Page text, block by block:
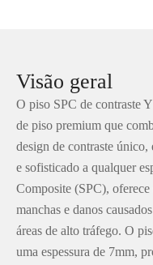
Visão geral
O piso SPC de contraste
de piso premium que
design de contraste
e sofisticado a qualquer
Composite (SPC), oferece
manchas e danos
áreas de alto tráfego. O
uma espessura de 7mm,